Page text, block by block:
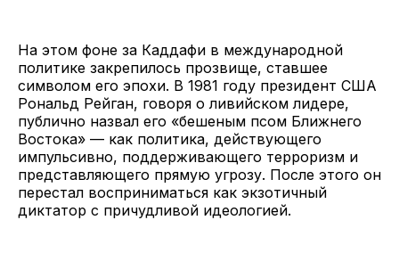
На этом фоне за Каддафи в международной
политике закрепилось прозвище, ставшее
символом его эпохи. В 1981 году президент США
Рональд Рейган, говоря о ливийском лидере,
публично назвал его «бешеным псом Ближнего
Востока» — как политика, действующего
импульсивно, поддерживающего терроризм и
представляющего прямую угрозу. После этого он
перестал восприниматься как экзотичный
диктатор с причудливой идеологией.